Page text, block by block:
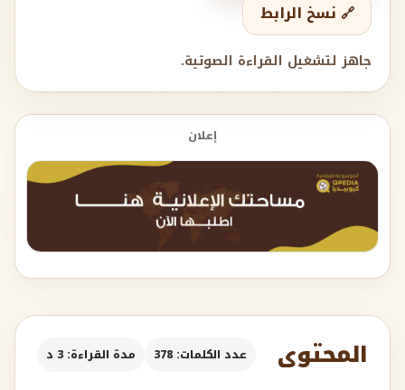
🔗 نسخ الرابط
جاهز لتشغيل القراءة الصوتية.
إعلان
المحتوى عدد الكلمات: 378 مدة القراءة: 3 د